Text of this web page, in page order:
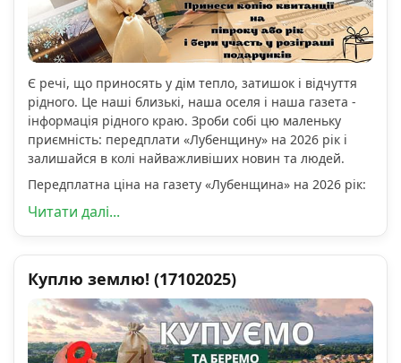
Є речі, що приносять у дім тепло, затишок і відчуття
рідного. Це наші близькі, наша оселя і наша газета -
інформація рідного краю. Зроби собі цю маленьку
приємність: передплати «Лубенщину» на 2026 рік і
залишайся в колі найважливіших новин та людей.
Передплатна ціна на газету «Лубенщина» на 2026 рік:
Читати далі...
Куплю землю! (17102025)